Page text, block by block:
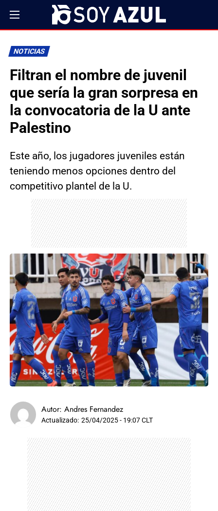
NOTICIAS
Filtran el nombre de juvenil
que sería la gran sorpresa en
la convocatoria de la U ante
Palestino
Este año, los jugadores juveniles están
teniendo menos opciones dentro del
competitivo plantel de la U.
Autor: Andres Fernandez
Actualizado: 25/04/2025 - 19:07 CLT